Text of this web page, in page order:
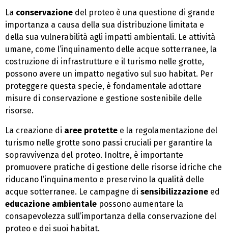
La conservazione del proteo è una questione di grande
importanza a causa della sua distribuzione limitata e
della sua vulnerabilità agli impatti ambientali. Le attività
umane, come l’inquinamento delle acque sotterranee, la
costruzione di infrastrutture e il turismo nelle grotte,
possono avere un impatto negativo sul suo habitat. Per
proteggere questa specie, è fondamentale adottare
misure di conservazione e gestione sostenibile delle
risorse.
La creazione di aree protette e la regolamentazione del
turismo nelle grotte sono passi cruciali per garantire la
sopravvivenza del proteo. Inoltre, è importante
promuovere pratiche di gestione delle risorse idriche che
riducano l’inquinamento e preservino la qualità delle
acque sotterranee. Le campagne di sensibilizzazione ed
educazione ambientale possono aumentare la
consapevolezza sull’importanza della conservazione del
proteo e dei suoi habitat.